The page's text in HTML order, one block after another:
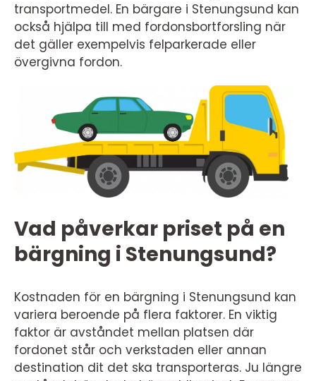
transportmedel. En bärgare i Stenungsund kan
också hjälpa till med fordonsbortforsling när
det gäller exempelvis felparkerade eller
övergivna fordon.
Vad påverkar priset på en
bärgning i Stenungsund?
Kostnaden för en bärgning i Stenungsund kan
variera beroende på flera faktorer. En viktig
faktor är avståndet mellan platsen där
fordonet står och verkstaden eller annan
destination dit det ska transporteras. Ju längre